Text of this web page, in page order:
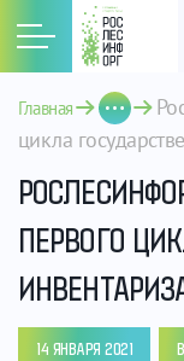
Главная
цикла
ПЕРВОГО
14 ЯНВАРЯ 2021